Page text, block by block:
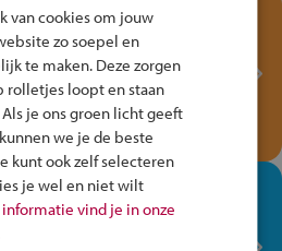
je kennis met het
Veilig
het Fiets Veilig Verkeersspel
een Cortina-fiets!
winkel ben je op je
van cookies om jouw
zo soepel en
te maken. Deze zorgen
rolletjes loopt en staan
je ons groen licht geeft
we je de beste
kunt ook zelf selecteren
je wel en niet wilt
vind je in onze